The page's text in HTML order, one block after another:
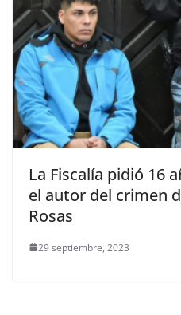
La Fiscalía pidió 16
el autor del crimen
Rosas
29 septiembre, 2023